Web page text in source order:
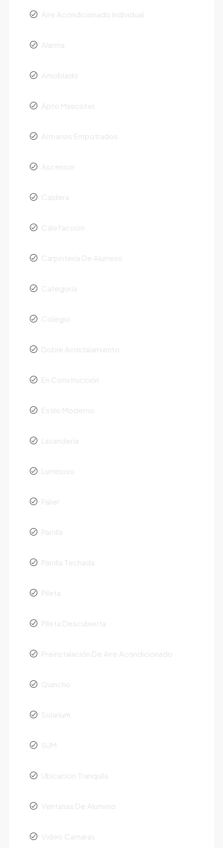
Aire Acondicionado Individual
Alarma
Amoblado
Apto Mascotas
Armarios Empotrados
Ascensor
Caldera
Calefacción
Carpintería De Aluminio
Categoría
Colegio
Doble Acristalamiento
En Construcción
Estilo Moderno
Lavandería
Luminoso
Palier
Parrilla
Parrilla Techada
Pileta
Pileta Descubierta
Preinstalación De Aire Acondicionado
Quincho
Solarium
SUM
Ubicación Tranquila
Ventanas De Aluminio
Video Cámaras